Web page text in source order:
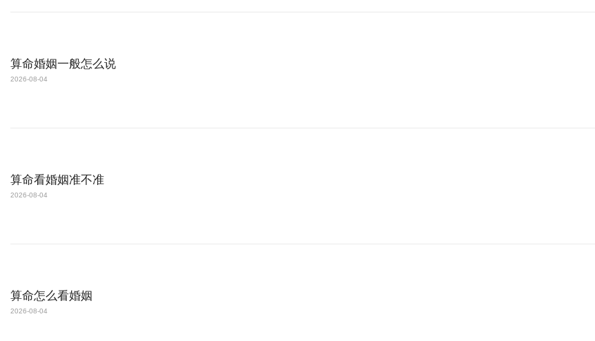
算命婚姻一般怎么说
2026-08-04
算命看婚姻准不准
2026-08-04
算命怎么看婚姻
2026-08-04